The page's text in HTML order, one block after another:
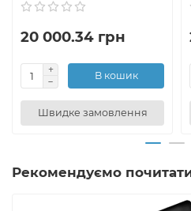
20 000.34 грн
В кошик
Швидке замовлення
Рекомендуємо